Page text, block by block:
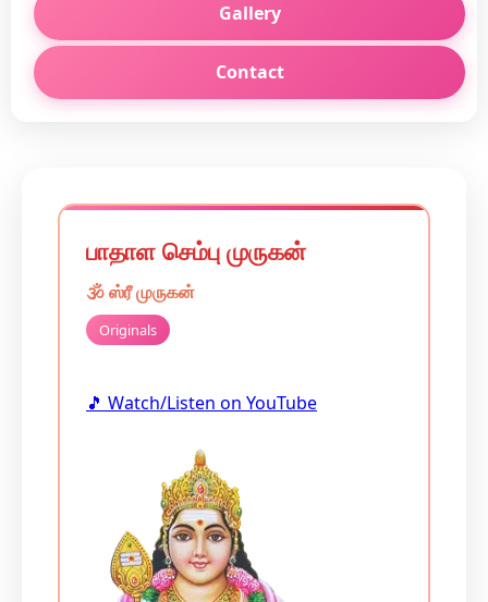
Gallery
Contact
பாதாள செம்பு முருகன்
🕉️ஸ்ரீ முருகன்
Originals
🎵 Watch/Listen on YouTube